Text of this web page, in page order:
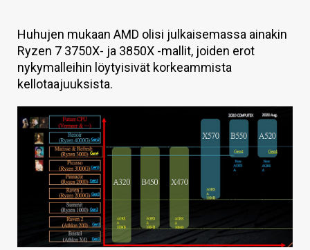
HINTA.FI
KAUPPA
VAIHDA TEEMA
HAKU
Huhujen mukaan AMD olisi julkaisemassa ainakin
Ryzen 7 3750X- ja 3850X -mallit, joiden erot
nykymalleihin löytyisivät korkeammista
kellotaajuuksista.